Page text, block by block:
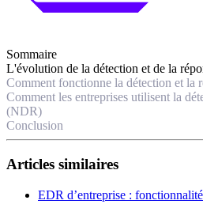
Sommaire
L'évolution de la détection et de la
Comment fonctionne la détection et la
Comment les entreprises utilisent la
(NDR)
Conclusion
Articles similaires
EDR d’entreprise :